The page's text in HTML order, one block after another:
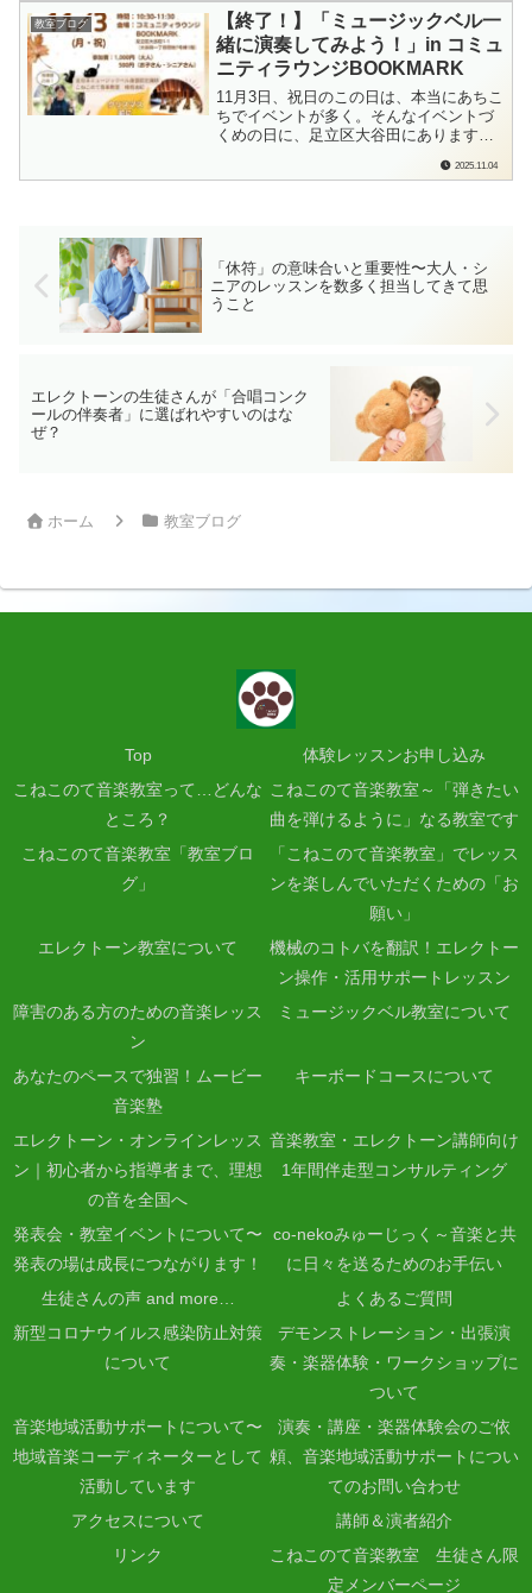
多くのお子さんが同じ感じだと思いま
す。「まちがえること」が怖いことだ
し、「新しいことにチャレンジするこ
と」は怖いこと。大...
教室ブログ
【終了！】「ミュージックベル一
緒に演奏してみよう！」in コミュ
ニティラウンジBOOKMARK
11月3日、祝日のこの日は、本当にあちこ
ちでイベントが多く。そんなイベントづ
くめの日に、足立区大谷田にあります
さんで、初めてのミュージックベルワー
2025.11.04
「休符」の意味合いと重要性〜大人・シ
ニアのレッスンを数多く担当してきて思
うこと
エレクトーンの生徒さんが「合唱コンク
ールの伴奏者」に選ばれやすいのはな
ぜ？
ホーム 教室ブログ
Top
体験レッスンお申し込み
こねこのて音楽教室って…どんな
ところ？
こねこのて音楽教室～「弾きたい
曲を弾けるように」なる教室です
こねこのて音楽教室「教室ブロ
グ」
「こねこのて音楽教室」でレッス
ンを楽しんでいただくための「お
願い」
エレクトーン教室について
機械のコトバを翻訳！エレクトー
ン操作・活用サポートレッスン
障害のある方のための音楽レッス
ン
ミュージックベル教室について
あなたのペースで独習！ムービー
音楽塾
キーボードコースについて
エレクトーン・オンラインレッス
ン｜初心者から指導者まで、理想
の音を全国へ
音楽教室・エレクトーン講師向け
1年間伴走型コンサルティング
発表会・教室イベントについて〜
発表の場は成長につながります！
co-nekoみゅーじっく～音楽と共
に日々を送るためのお手伝い
生徒さんの声 and more…
よくあるご質問
新型コロナウイルス感染防止対策
について
デモンストレーション・出張演
奏・楽器体験・ワークショップに
ついて
音楽地域活動サポートについて〜
地域音楽コーディネーターとして
活動しています
演奏・講座・楽器体験会のご依
頼、音楽地域活動サポートについ
てのお問い合わせ
アクセスについて
講師＆演者紹介
リンク
こねこのて音楽教室 生徒さん限
定メンバーページ